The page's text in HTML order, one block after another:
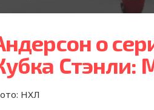
о
Стэнли:
НХЛ